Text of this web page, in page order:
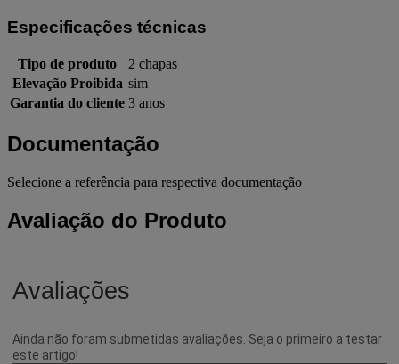
Especificações técnicas
Tipo de produto
2 chapas
Elevação Proibida sim
Garantia do cliente 3 anos
Documentação
Selecione a referência para respectiva documentação
Avaliação do Produto